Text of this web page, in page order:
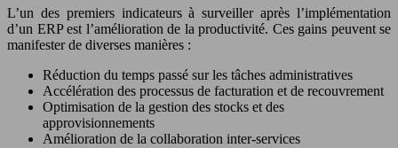
L’un des premiers indicateurs à surveiller après l’implémentation
d’un ERP est l’amélioration de la productivité. Ces gains peuvent se
manifester de diverses manières :
Réduction du temps passé sur les tâches administratives
Accélération des processus de facturation et de recouvrement
Optimisation de la gestion des stocks et des
approvisionnements
Amélioration de la collaboration inter-services